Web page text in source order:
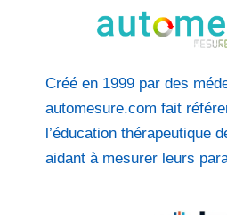
Créé en 1999 par des
automesure.com fait
l’éducation thérapeutique
aidant à mesurer leurs